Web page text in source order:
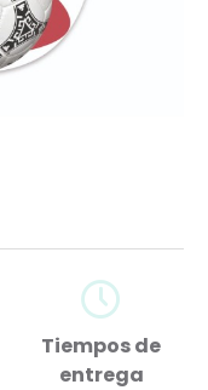
Tiempos de
entrega